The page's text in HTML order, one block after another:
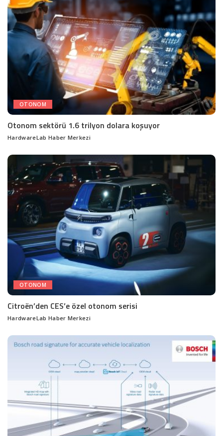
OTONOM
Otonom sektörü 1.6 trilyon dolara koşuyor
Posted
HardwareLab Haber Merkezi
OTONOM
Citroën’den CES’e özel otonom serisi
Posted
HardwareLab Haber Merkezi